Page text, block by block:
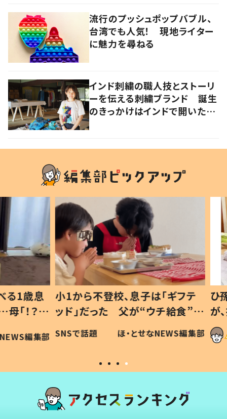
流行のプッシュポップバブル、
台湾でも人気！ 現地ライター
に魅力を尋ねる
インド刺繍の職人技とストーリ
ーを伝える刺繍ブランド 誕生
のきっかけはインドで開いたフ
歳息
？」
編集部
小1から不登校、息子は「ギフテ
ッド」だった 父が“ウチ給食”を
作り続ける理由とは #令和の親
#令和の子
SNSで話題 ほ・とせなNEWS編集部
ひ孫
が、
「涙
い」